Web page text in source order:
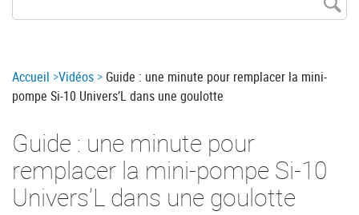
Breadcrumb
Accueil Vidéos
Guide : une minute pour remplacer la mini-
pompe Si-10 Univers’L dans une goulotte
Guide : une minute pour
remplacer la mini-pompe Si-10
Univers’L dans une goulotte